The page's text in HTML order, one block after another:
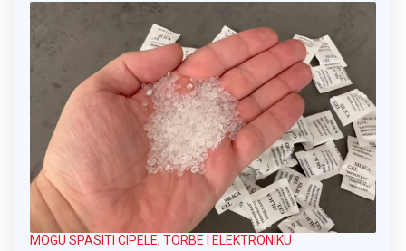
MOGU SPASITI CIPELE, TORBE I ELEKTRONIKU